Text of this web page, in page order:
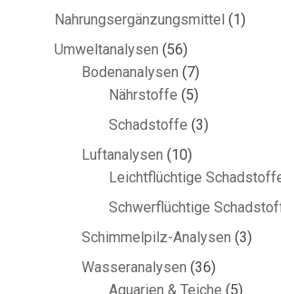
Produkte
Nahrungsergänzungsmittel 11
Umweltanalysen 5656
Produkte
Bodenanalysen 77
Produkte
Nährstoffe 55
Produkte
Schadstoffe 33
Luftanalysen 1010
Produkte
Leichtflüchtige
Schwerflüchtige
Schimmelpilz-Analysen 33
Wasseranalysen 3636
Produkte
Aquarien & Teiche 55